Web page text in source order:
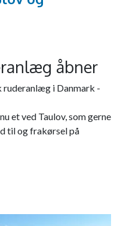
åbner
ruderanlæg i Danmark -
et ved Taulov, som gerne
til og frakørsel på